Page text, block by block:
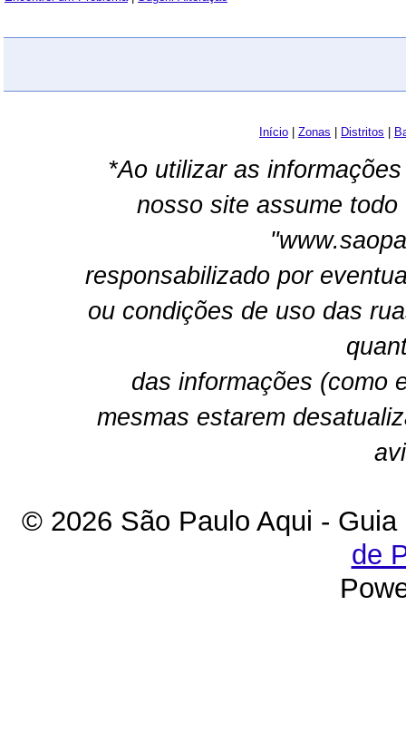
Início Zonas Distritos
*Ao utilizar as
nosso site assume
responsabilizado por
ou condições de uso das
das informações (como
mesmas estarem
© 2026 São Paulo Aqui -
de